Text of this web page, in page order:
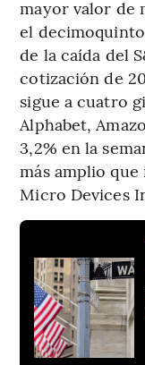
mayor valor de
el
de la caída del
cotización de
sigue a cuatro
Alphabet,
3,2% en la
más amplio que
Micro Devices